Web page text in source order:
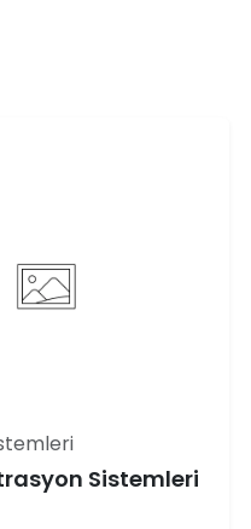
Sistemleri